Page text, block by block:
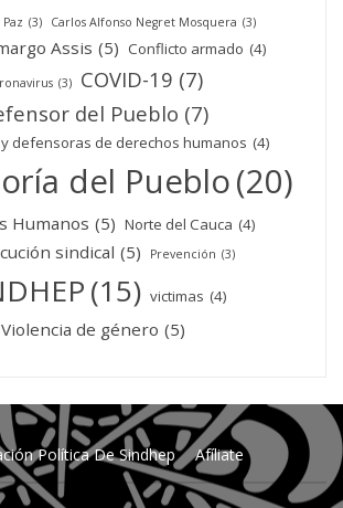
(3) Carlos Alfonso Negret Mosquera (3)
Assis (5) Conflicto armado (4)
(3) COVID-19 (7)
del Pueblo (7)
defensoras de derechos humanos (4)
del Pueblo(20)
Humanos (5) Norte del Cauca (4)
sindical (5) Prevención (3)
(15) victimas (4)
Violencia de género (5)
Política De Sindhep Afíliate